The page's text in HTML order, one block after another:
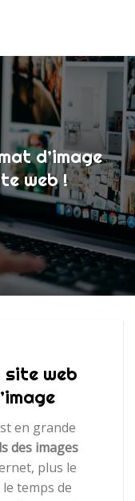
d’image
web !
site web
en grande
des images
plus le
temps de